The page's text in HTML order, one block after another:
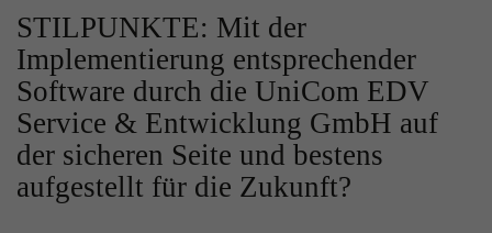
STILPUNKTE: Mit der
Implementierung entsprechender
Software durch die UniCom EDV
Service & Entwicklung GmbH auf
der sicheren Seite und bestens
aufgestellt für die Zukunft?